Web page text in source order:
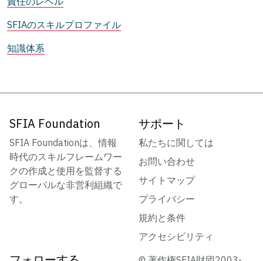
SFIAのスキルプロファイル
知識体系
SFIA Foundation
SFIA Foundationは、情報
時代のスキルフレームワー
クの作成と使用を監督する
グローバルな非営利組織で
す。
サポート
私たちに関しては
お問い合わせ
サイトマップ
プライバシー
規約と条件
アクセシビリティ